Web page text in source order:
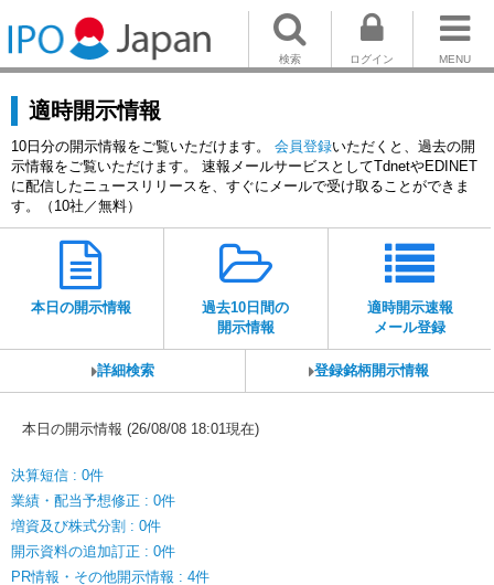
MENU
ログイン
検索
適時開示情報
10日分の開示情報をご覧いただけます。 会員登録いただくと、過去の開
示情報をご覧いただけます。 速報メールサービスとしてTdnetやEDINET
に配信したニュースリリースを、すぐにメールで受け取ることができま
す。（10社／無料）
本日の開示情報
過去10日間の
開示情報
適時開示速報
メール登録
詳細検索 登録銘柄開示情報
本日の開示情報 (26/08/08 18:01現在)
決算短信 : 0件
業績・配当予想修正 : 0件
増資及び株式分割 : 0件
開示資料の追加訂正 : 0件
PR情報・その他開示情報 : 4件